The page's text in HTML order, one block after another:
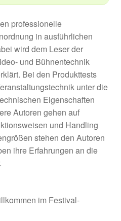
professionelle
in ausführlichen
wird dem Leser der
und Bühnentechnik
Bei den Produkttests
unter die
Eigenschaften
Autoren gehen auf
und Handling
stehen den Autoren
ihre Erfahrungen an die
im Festival-